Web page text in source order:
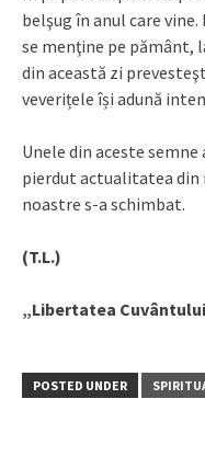
belşug în anul care
se menţine pe pământ,
din această zi
veverițele își adună
Unele din aceste
pierdut actualitatea
noastre s-a schimbat.
(T.L.)
„Libertatea
POSTED UNDER